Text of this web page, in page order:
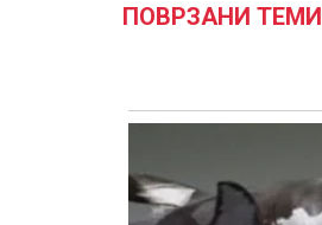
ПОВРЗАНИ ТЕМИ